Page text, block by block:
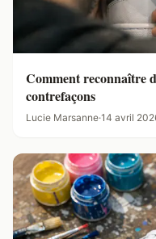
Comment reconnaître
contrefaçons
Lucie Marsanne·14 avril